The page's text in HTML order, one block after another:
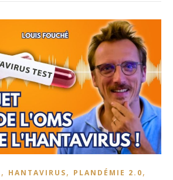
, HANTAVIRUS, PLANDÉMIE 2.0,